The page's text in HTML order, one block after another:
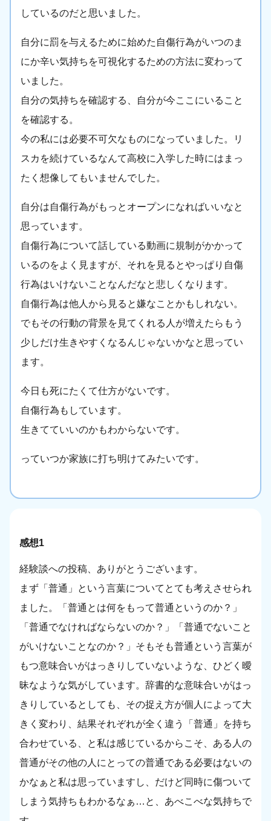
しているのだと思いました。
自分に罰を与えるために始めた自傷行為がいつのま
にか辛い気持ちを可視化するための方法に変わって
いました。
自分の気持ちを確認する、自分が今ここにいること
を確認する。
今の私には必要不可欠なものになっていました。リ
スカを続けているなんて高校に入学した時にはまっ
たく想像してもいませんでした。
自分は自傷行為がもっとオープンになればいいなと
思っています。
自傷行為について話している動画に規制がかかって
いるのをよく見ますが、それを見るとやっぱり自傷
行為はいけないことなんだなと悲しくなります。
自傷行為は他人から見ると嫌なことかもしれない。
でもその行動の背景を見てくれる人が増えたらもう
少しだけ生きやすくなるんじゃないかなと思ってい
ます。
今日も死にたくて仕方がないです。
自傷行為もしています。
生きてていいのかもわからないです。
っていつか家族に打ち明けてみたいです。
感想1
経験談への投稿、ありがとうございます。
まず「普通」という言葉についてとても考えさせられ
ました。「普通とは何をもって普通というのか？」
「普通でなければならないのか？」「普通でないこと
がいけないことなのか？」そもそも普通という言葉が
もつ意味合いがはっきりしていないような、ひどく曖
昧なような気がしています。辞書的な意味合いがはっ
きりしているとしても、その捉え方が個人によって大
きく変わり、結果それぞれが全く違う「普通」を持ち
合わせている、と私は感じているからこそ、ある人の
普通がその他の人にとっての普通である必要はないの
かなぁと私は思っていますし、だけど同時に傷ついて
しまう気持ちもわかるなぁ…と、あべこべな気持ちで